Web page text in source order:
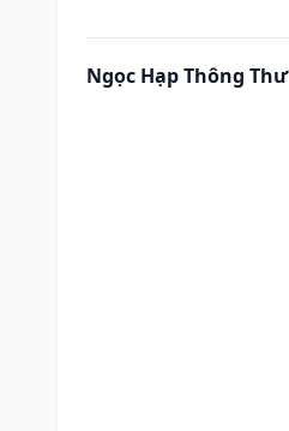
Ngọc Hạp Thông Thư